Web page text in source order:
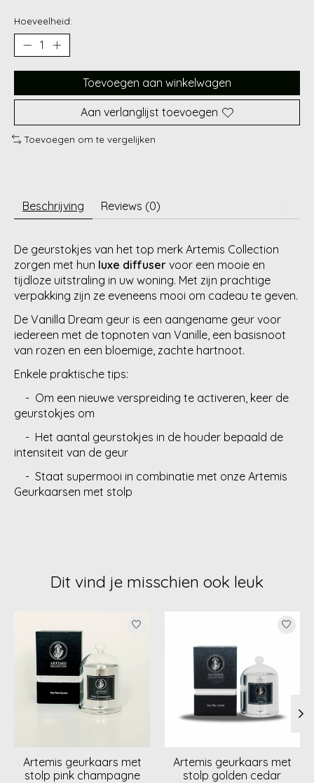
Hoeveelheid:
Toevoegen aan winkelwagen
Aan verlanglijst toevoegen
Toevoegen om te vergelijken
Beschrijving Reviews (0)
De geurstokjes van het top merk Artemis Collection
zorgen met hun luxe diffuser voor een mooie en
tijdloze uitstraling in uw woning. Met zijn prachtige
verpakking zijn ze eveneens mooi om cadeau te geven.
De Vanilla Dream geur is een aangename geur voor
iedereen met de topnoten van Vanille, een basisnoot
van rozen en een bloemige, zachte hartnoot.
Enkele praktische tips:
- Om een nieuwe verspreiding te activeren, keer de
geurstokjes om
- Het aantal geurstokjes in de houder bepaald de
intensiteit van de geur
- Staat supermooi in combinatie met onze Artemis
Geurkaarsen met stolp
Dit vind je misschien ook leuk
Items van productcarrousel
Artemis geurkaars met
stolp pink champagne
Artemis geurkaars met
stolp golden cedar